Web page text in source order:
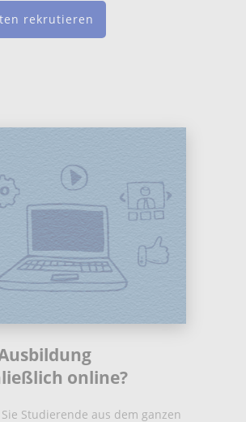
rekrutieren
online?
Studierende aus dem ganzen